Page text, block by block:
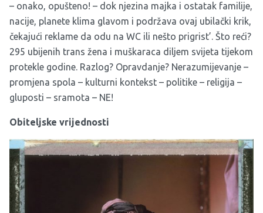
– onako, opušteno! – dok njezina majka i ostatak familije,
nacije, planete klima glavom i podržava ovaj ubilački krik,
čekajući reklame da odu na WC ili nešto prigrist’. Što reći?
295 ubijenih trans žena i muškaraca diljem svijeta tijekom
protekle godine. Razlog? Opravdanje? Nerazumijevanje –
promjena spola – kulturni kontekst – politike – religija –
gluposti – sramota – NE!
Obiteljske vrijednosti